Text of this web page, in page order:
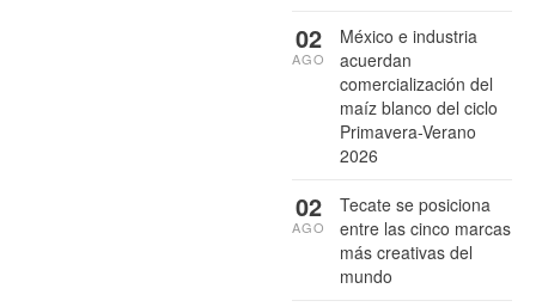
México e industria
acuerdan
comercialización del
maíz blanco del ciclo
Primavera-Verano
2026
02
AGO
Tecate se posiciona
entre las cinco marcas
más creativas del
mundo
02
AGO